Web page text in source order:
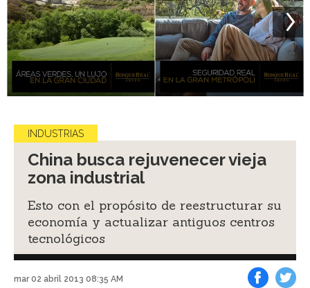
INDUSTRIAS
China busca rejuvenecer vieja
zona industrial
Esto con el propósito de reestructurar su
economía y actualizar antiguos centros
tecnológicos
mar 02 abril 2013 08:35 AM